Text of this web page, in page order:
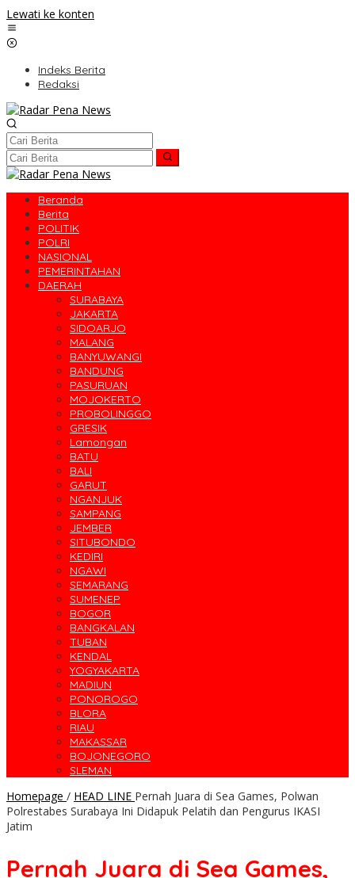
Lewati ke konten
Indeks Berita
Redaksi
Beranda
Berita
POLITIK
POLRI
NASIONAL
PEMERINTAHAN
DAERAH
SURABAYA
JAKARTA
SIDOARJO
MALANG
BANYUWANGI
BANDUNG
PASURUAN
MOJOKERTO
PROBOLINGGO
GRESIK
Lamongan
BATU
BALI
GARUT
NGANJUK
SAMPANG
JEMBER
SITUBONDO
KEDIRI
NGAWI
SEMARANG
SUMENEP
BOGOR
BANGKALAN
TUBAN
KENDAL
YOGYAKARTA
MADIUN
PONOROGO
BLORA
RIAU
MAKASSAR
BOJONEGORO
SLEMAN
Homepage / HEAD LINE Pernah Juara di Sea Games, Polwan
Polrestabes Surabaya Ini Didapuk Pelatih dan Pengurus IKASI
Jatim
Pernah Juara di Sea Games,